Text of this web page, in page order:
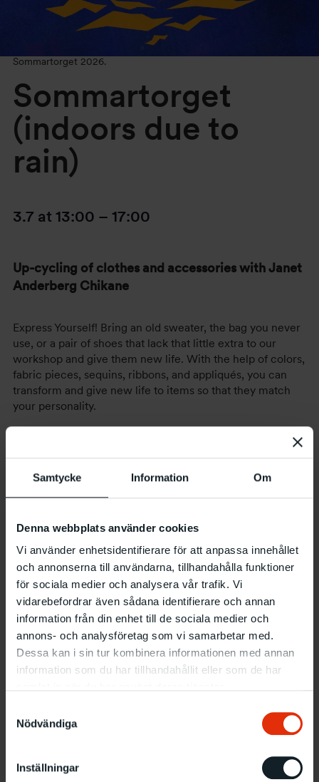
Samtycke Information Om
Denna webbplats använder cookies
Vi använder enhetsidentifierare för att anpassa innehållet
och annonserna till användarna, tillhandahålla funktioner
för sociala medier och analysera vår trafik. Vi
vidarebefordrar även sådana identifierare och annan
information från din enhet till de sociala medier och
annons- och analysföretag som vi samarbetar med.
Dessa kan i sin tur kombinera informationen med annan
information som du har tillhandahållit eller som de har
Nödvändiga
Inställningar
Sommartorget 2026.
Sommartorget
(indoors due to
rain)
3.7 at 13:00 – 17:00
Up-cycling of clothes and accessories with Janet
Anderberg Chikane
Express Yourself! Bring an old sweater, the bag you never
use, or a pair of shoes that lack that little extra to our
workshop and give them new life. With the help of colors,
fabric pieces, sequins, ribbons, and appliqués, you can
transform and give new life to items so that they match
your personality.
available on site, as well as a small selection of second-
hand clothes you can choose from. But it works best if
you bring something of your own!
Read more about this year’s Sommartorg.
Information
What:Workshop
When:Tuesday–Friday from 1–5 PM
Sommartorget
Admission free, drop in